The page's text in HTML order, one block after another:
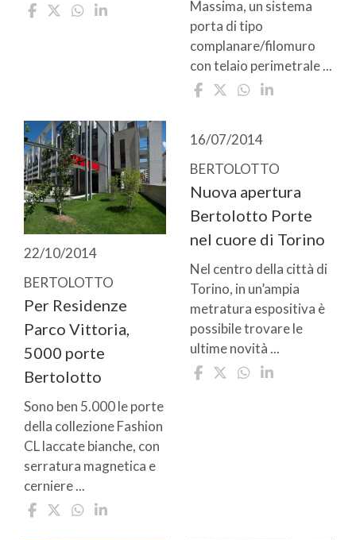
Massima, un sistema
porta di tipo
complanare/filomuro
con telaio perimetrale ...
22/10/2014
BERTOLOTTO
Per Residenze
Parco Vittoria,
5000 porte
Bertolotto
Sono ben 5.000 le porte
della collezione Fashion
CL laccate bianche, con
serratura magnetica e
cerniere ...
16/07/2014
BERTOLOTTO
Nuova apertura
Bertolotto Porte
nel cuore di Torino
Nel centro della città di
Torino, in un’ampia
metratura espositiva è
possibile trovare le
ultime novità ...